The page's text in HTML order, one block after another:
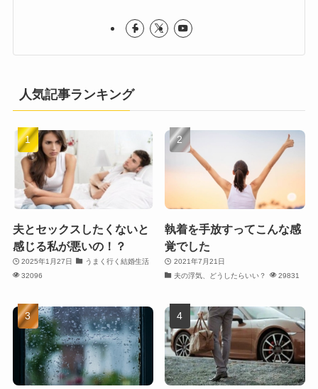
人気記事ランキング
夫とセックスしたくないと
感じる私が悪いの！？
2025年1月27日
うまく行く結婚生活
32096
執着を手放すってこんな感
覚でした
2021年7月21日
夫の浮気、どうしたらいい？
29831